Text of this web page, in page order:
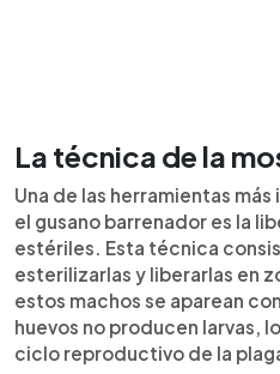
La técnica de la
Una de las herramientas
el gusano barrenador es la
estériles. Esta técnica
esterilizarlas y liberarlas en
estos machos se aparean
huevos no producen larvas,
ciclo reproductivo de la